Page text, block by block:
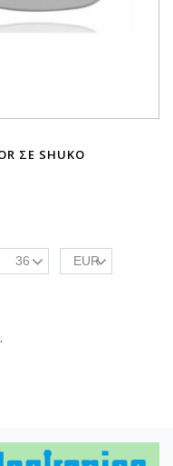
ΣΕ SHUKO
36 EUR